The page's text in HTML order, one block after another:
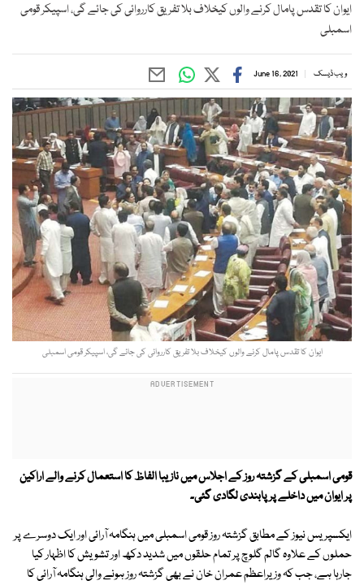
ایوان کا تقدس پامال کرنے والوں کیخلاف بلا تفریق کارروائی کی جائے گی، اسپیکر قومی
اسمبلی
ویب ڈیسک June 16, 2021
ایوان کا تقدس پامال کرنے والوں کیخلاف بلا تفریق کارروائی کی جائے گی، اسپیکر قومی اسمبلی
قومی اسمبلی کے گزشتہ روز کے اجلاس میں نازیبا الفاظ کا استعمال کرنے والے اراکین
پر ایوان میں داخلے پر پابندی لگادی گئی۔
ایکسپریس نیوز کے مطابق گزشتہ روز قومی اسمبلی میں ہنگامہ آرائی اور ایک دوسرے پر
حملوں کے علاوہ گالم گلوچ پر تمام حلقوں میں شدید دکھ اور تشویش کا اظہار کیا
جارہا ہے، جب کہ وزیراعظم عمران خان نے بھی گزشتہ روز ہونے والی ہنگامہ آرائی کا